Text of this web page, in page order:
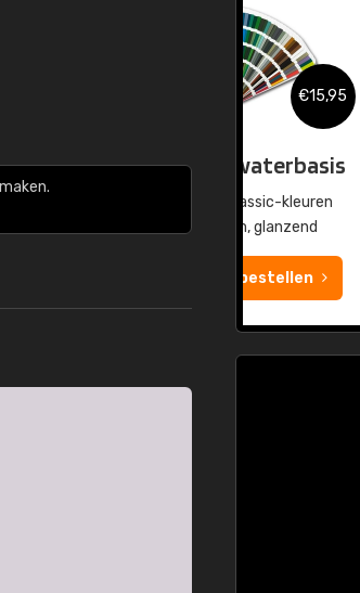
op waterbasis